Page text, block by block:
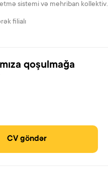
sistemi və mehriban kollektiv.
filialı
qoşulmağa
CV göndər